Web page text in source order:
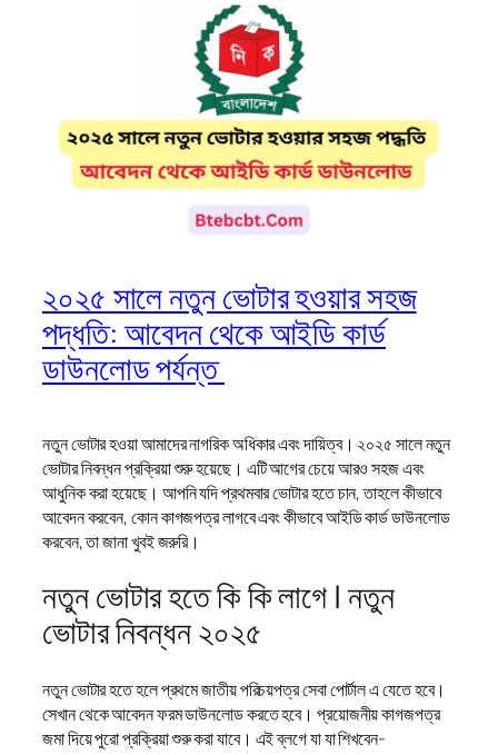
২০২৫ সালে নতুন ভোটার হওয়ার সহজ
পদ্ধতি: আবেদন থেকে আইডি কার্ড
ডাউনলোড পর্যন্ত
নতুন ভোটার হওয়া আমাদের নাগরিক অধিকার এবং দায়িত্ব। ২০২৫ সালে নতুন
ভোটার নিবন্ধন প্রক্রিয়া শুরু হয়েছে। এটি আগের চেয়ে আরও সহজ এবং
আধুনিক করা হয়েছে। আপনি যদি প্রথমবার ভোটার হতে চান, তাহলে কীভাবে
আবেদন করবেন, কোন কাগজপত্র লাগবে এবং কীভাবে আইডি কার্ড ডাউনলোড
করবেন, তা জানা খুবই জরুরি।
নতুন ভোটার হতে কি কি লাগে | নতুন
ভোটার নিবন্ধন ২০২৫
নতুন ভোটার হতে হলে প্রথমে জাতীয় পরিচয়পত্র সেবা পোর্টাল এ যেতে হবে।
সেখান থেকে আবেদন ফরম ডাউনলোড করতে হবে। প্রয়োজনীয় কাগজপত্র
জমা দিয়ে পুরো প্রক্রিয়া শুরু করা যাবে। এই ব্লগে যা যা শিখবেন-